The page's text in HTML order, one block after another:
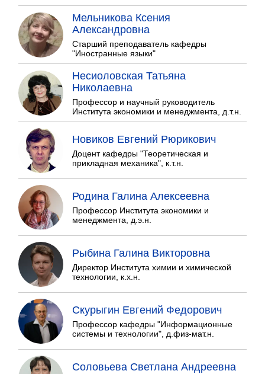
Мельникова Ксения
Александровна
Старший преподаватель кафедры
"Иностранные языки"
Несиоловская Татьяна
Николаевна
Профессор и научный руководитель
Института экономики и менеджмента, д.т.н.
Новиков Евгений Рюрикович
Доцент кафедры "Теоретическая и
прикладная механика", к.т.н.
Родина Галина Алексеевна
Профессор Института экономики и
менеджмента, д.э.н.
Рыбина Галина Викторовна
Директор Института химии и химической
технологии, к.х.н.
Скурыгин Евгений Федорович
Профессор кафедры "Информационные
системы и технологии", д.физ-мат.н.
Соловьева Светлана Андреевна